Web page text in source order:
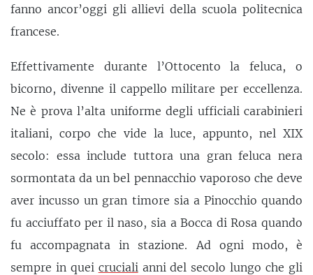
fanno ancor’oggi gli allievi della scuola politecnica
francese.
Effettivamente durante l’Ottocento la feluca, o
bicorno, divenne il cappello militare per eccellenza.
Ne è prova l’alta uniforme degli ufficiali carabinieri
italiani, corpo che vide la luce, appunto, nel XIX
secolo: essa include tuttora una gran feluca nera
sormontata da un bel pennacchio vaporoso che deve
aver incusso un gran timore sia a Pinocchio quando
fu acciuffato per il naso, sia a Bocca di Rosa quando
fu accompagnata in stazione. Ad ogni modo, è
sempre in quei cruciali anni del secolo lungo che gli